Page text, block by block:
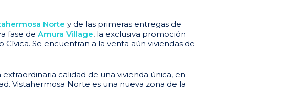
Norte y de las primeras entregas de
fase de Amura Village, la exclusiva promoción
Se encuentran a la venta aún viviendas de
calidad de una vivienda única, en
Vistahermosa Norte es una nueva zona de la